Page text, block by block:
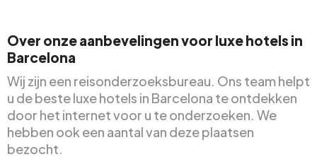
Over onze aanbevelingen voor luxe hotels in
Barcelona
Wij zijn een reisonderzoeksbureau. Ons team helpt
u de beste luxe hotels in Barcelona te ontdekken
door het internet voor u te onderzoeken. We
hebben ook een aantal van deze plaatsen
bezocht.